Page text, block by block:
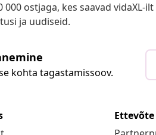
000 ostjaga, kes saavad vidaXL-
ja uudiseid.
kohta tagastamissoov.
Ettevõte